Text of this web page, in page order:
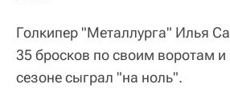
Голкипер "Металлурга" Илья
35 бросков по своим воротам и
сезоне сыграл "на ноль".